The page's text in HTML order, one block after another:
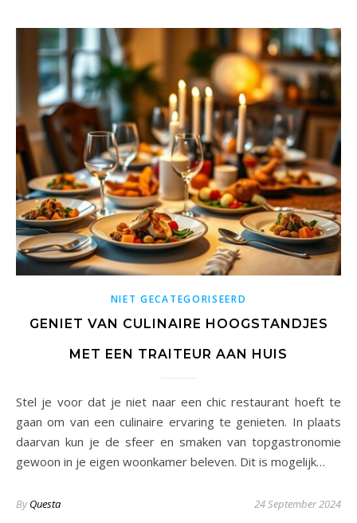
NIET GECATEGORISEERD
GENIET VAN CULINAIRE HOOGSTANDJES
MET EEN TRAITEUR AAN HUIS
Stel je voor dat je niet naar een chic restaurant hoeft te
gaan om van een culinaire ervaring te genieten. In plaats
daarvan kun je de sfeer en smaken van topgastronomie
gewoon in je eigen woonkamer beleven. Dit is mogelijk…
ByQuesta 24 September 2024